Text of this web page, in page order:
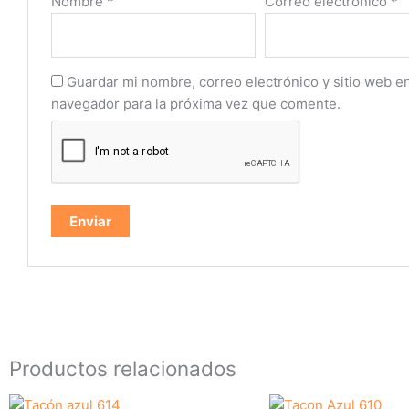
Guardar mi nombre, correo electrónico y sitio web
navegador para la próxima vez que comente.
Productos relacionados